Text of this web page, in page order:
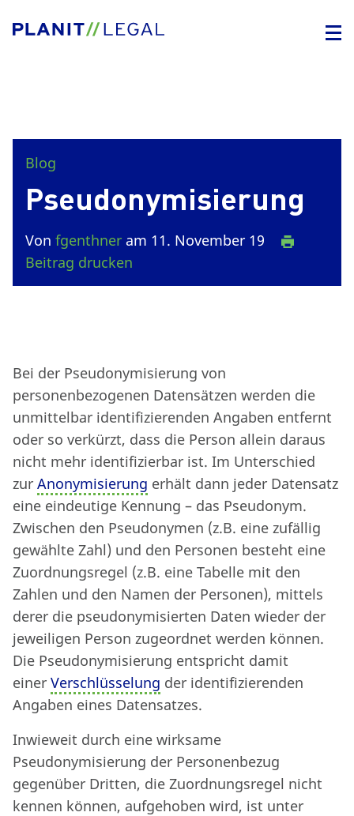
Blog
Pseudonymisierung
Von fgenthner am 11. November 19
Beitrag drucken
Bei der Pseudonymisierung von
personenbezogenen Datensätzen werden die
unmittelbar identifizierenden Angaben entfernt
oder so verkürzt, dass die Person allein daraus
nicht mehr identifizierbar ist. Im Unterschied
zur Anonymisierung erhält dann jeder Datensatz
eine eindeutige Kennung – das Pseudonym.
Zwischen den Pseudonymen (z.B. eine zufällig
gewählte Zahl) und den Personen besteht eine
Zuordnungsregel (z.B. eine Tabelle mit den
Zahlen und den Namen der Personen), mittels
derer die pseudonymisierten Daten wieder der
jeweiligen Person zugeordnet werden können.
Die Pseudonymisierung entspricht damit
einer Verschlüsselung der identifizierenden
Angaben eines Datensatzes.
Inwieweit durch eine wirksame
Pseudonymisierung der Personenbezug
gegenüber Dritten, die Zuordnungsregel nicht
kennen können, aufgehoben wird, ist unter